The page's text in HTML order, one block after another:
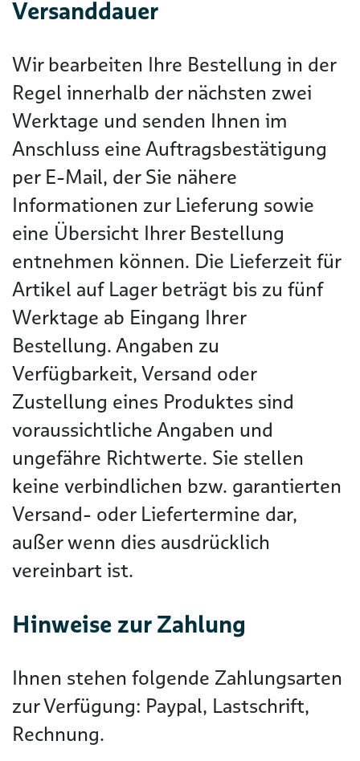
Versanddauer
Wir bearbeiten Ihre Bestellung in der
Regel innerhalb der nächsten zwei
Werktage und senden Ihnen im
Anschluss eine Auftragsbestätigung
per E-Mail, der Sie nähere
Informationen zur Lieferung sowie
eine Übersicht Ihrer Bestellung
entnehmen können. Die Lieferzeit für
Artikel auf Lager beträgt bis zu fünf
Werktage ab Eingang Ihrer
Bestellung. Angaben zu
Verfügbarkeit, Versand oder
Zustellung eines Produktes sind
voraussichtliche Angaben und
ungefähre Richtwerte. Sie stellen
keine verbindlichen bzw. garantierten
Versand- oder Liefertermine dar,
außer wenn dies ausdrücklich
vereinbart ist.
Hinweise zur Zahlung
Ihnen stehen folgende Zahlungsarten
zur Verfügung: Paypal, Lastschrift,
Rechnung.